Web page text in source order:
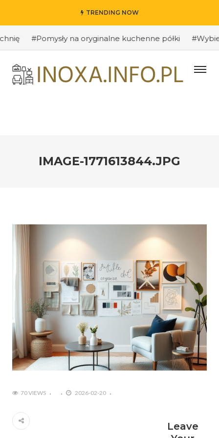
TRENDING NOW
#Pomysły na oryginalne kuchenne półki
IMAGE-1771613844.JPG
70 VIEWS 2026-02-20
Leave